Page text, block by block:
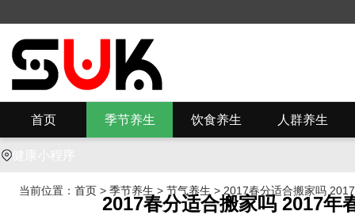
首页 季节养生 饮食养生 人群养生
健康小程序
当前位置： 首页 > 季节养生 > 节气养生 > 2017春分适合搬家吗
2017春分适合搬家吗 2017年